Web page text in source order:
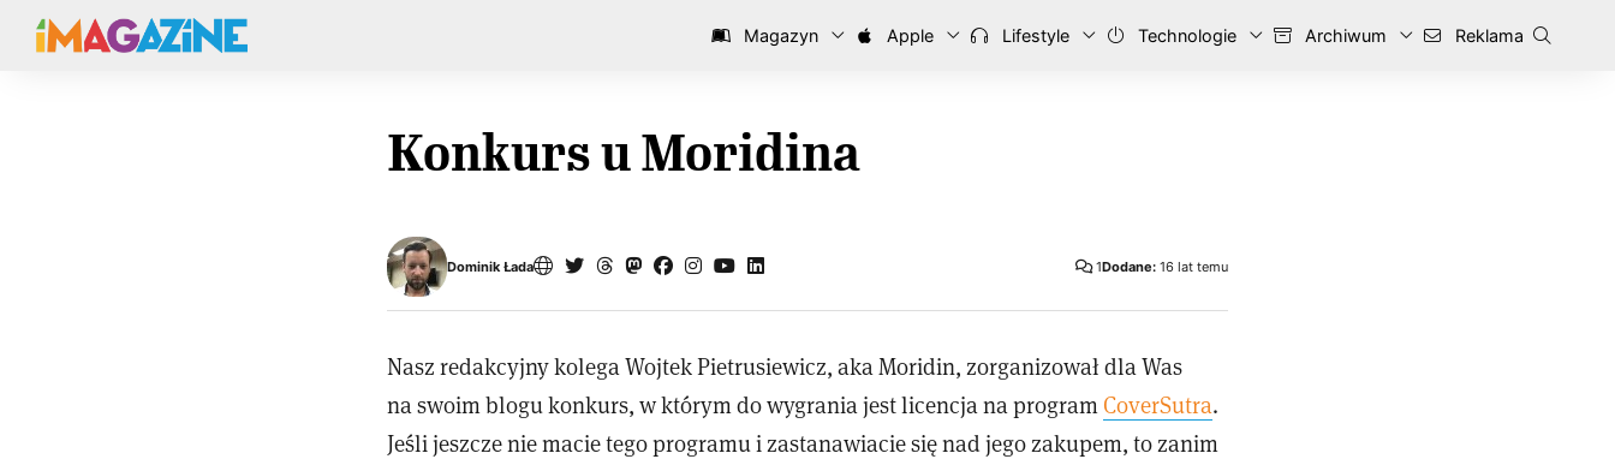
Magazyn Apple Lifestyle Technologie Archiwum Reklama
Konkurs u Moridina
Dominik Łada 1Dodane: 16 lat temu
Nasz redakcyjny kolega Wojtek Pietrusiewicz, aka Moridin, zorganizował dla Was
na swoim blogu konkurs, w którym do wygrania jest licencja na program CoverSutra.
Jeśli jeszcze nie macie tego programu i zastanawiacie się nad jego zakupem, to zanim